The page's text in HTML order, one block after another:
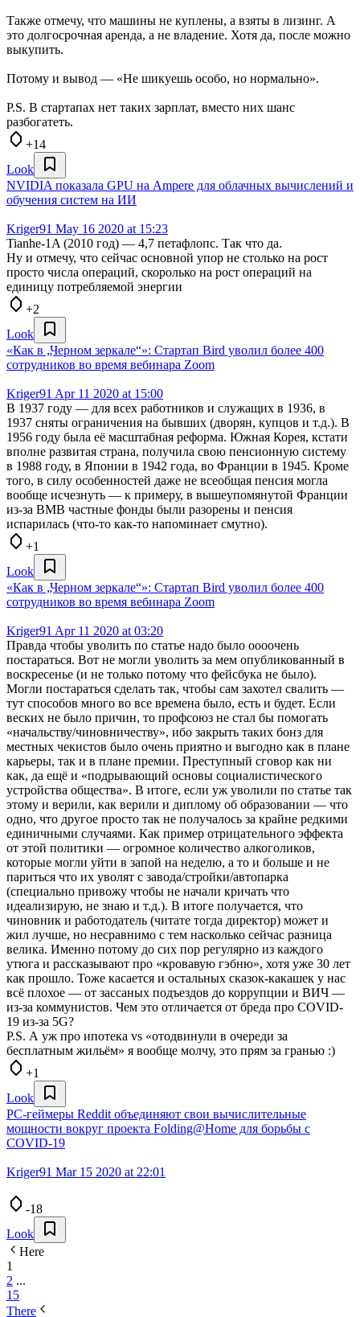
Также отмечу, что машины не куплены, а взяты в лизинг. А
это долгосрочная аренда, а не владение. Хотя да, после можно
выкупить.
Потому и вывод — «Не шикуешь особо, но нормально».
P.S. В стартапах нет таких зарплат, вместо них шанс
разбогатеть.
+14
Look
NVIDIA показала GPU на Ampere для облачных вычислений и
обучения систем на ИИ
Kriger91 May 16 2020 at 15:23
Tianhe-1A (2010 год) — 4,7 петафлопс. Так что да.
Ну и отмечу, что сейчас основной упор не столько на рост
просто числа операций, скоролько на рост операций на
единицу потребляемой энергии
+2
Look
«Как в „Черном зеркале“»: Стартап Bird уволил более 400
сотрудников во время вебинара Zoom
Kriger91 Apr 11 2020 at 15:00
В 1937 году — для всех работников и служащих в 1936, в
1937 сняты ограничения на бывших (дворян, купцов и т.д.). В
1956 году была её масштабная реформа. Южная Корея, кстати
вполне развитая страна, получила свою пенсионную систему
в 1988 году, в Японии в 1942 года, во Франции в 1945. Кроме
того, в силу особенностей даже не всеобщая пенсия могла
вообще исчезнуть — к примеру, в вышеупомянутой Франции
из-за ВМВ частные фонды были разорены и пенсия
испарилась (что-то как-то напоминает смутно).
+1
Look
«Как в „Черном зеркале“»: Стартап Bird уволил более 400
сотрудников во время вебинара Zoom
Kriger91 Apr 11 2020 at 03:20
Правда чтобы уволить по статье надо было оооочень
постараться. Вот не могли уволить за мем опубликованный в
воскресенье (и не только потому что фейсбука не было).
Могли постараться сделать так, чтобы сам захотел свалить —
тут способов много во все времена было, есть и будет. Если
веских не было причин, то профсоюз не стал бы помогать
«начальству/чиновничеству», ибо закрыть таких бонз для
местных чекистов было очень приятно и выгодно как в плане
карьеры, так и в плане премии. Преступный сговор как ни
как, да ещё и «подрывающий основы социалистического
устройства общества». В итоге, если уж уволили по статье так
этому и верили, как верили и диплому об образовании — что
одно, что другое просто так не получалось за крайне редкими
единичными случаями. Как пример отрицательного эффекта
от этой политики — огромное количество алкоголиков,
которые могли уйти в запой на неделю, а то и больше и не
париться что их уволят с завода/стройки/автопарка
(специально привожу чтобы не начали кричать что
идеализирую, не знаю и т.д.). В итоге получается, что
чиновник и работодатель (читате тогда директор) может и
жил лучше, но несравнимо с тем насколько сейчас разница
велика. Именно потому до сих пор регулярно из каждого
утюга и рассказывают про «кровавую гэбню», хотя уже 30 лет
как прошло. Тоже касается и остальных сказок-какашек у нас
всё плохое — от зассаных подъездов до коррупции и ВИЧ —
из-за коммунистов. Чем это отличается от бреда про COVID-
19 из-за 5G?
P.S. А уж про ипотека vs «отодвинули в очереди за
бесплатным жильём» я вообще молчу, это прям за гранью :)
+1
Look
PC-геймеры Reddit объединяют свои вычислительные
мощности вокруг проекта Folding@Home для борьбы с
COVID-19
Kriger91 Mar 15 2020 at 22:01
-18
Look
Here
1
2 ...
15
There